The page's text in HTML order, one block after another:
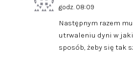
godz. 08:09
Następnym razem
utrwaleniu dyni w
sposób, żeby się tak